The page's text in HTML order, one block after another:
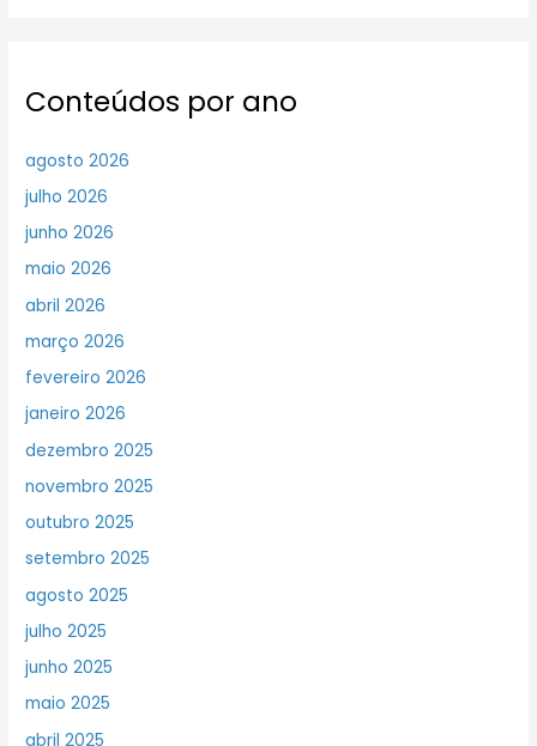
Conteúdos por ano
agosto 2026
julho 2026
junho 2026
maio 2026
abril 2026
março 2026
fevereiro 2026
janeiro 2026
dezembro 2025
novembro 2025
outubro 2025
setembro 2025
agosto 2025
julho 2025
junho 2025
maio 2025
abril 2025